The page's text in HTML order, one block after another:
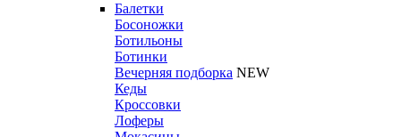
Балетки
Босоножки
Ботильоны
Ботинки
Вечерняя подборка NEW
Кеды
Кроссовки
Лоферы